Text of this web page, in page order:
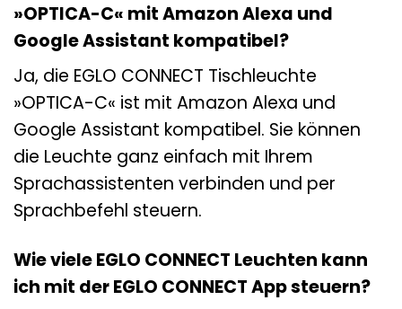
»OPTICA-C« mit Amazon Alexa und
Google Assistant kompatibel?
Ja, die EGLO CONNECT Tischleuchte
»OPTICA-C« ist mit Amazon Alexa und
Google Assistant kompatibel. Sie können
die Leuchte ganz einfach mit Ihrem
Sprachassistenten verbinden und per
Sprachbefehl steuern.
Wie viele EGLO CONNECT Leuchten kann
ich mit der EGLO CONNECT App steuern?